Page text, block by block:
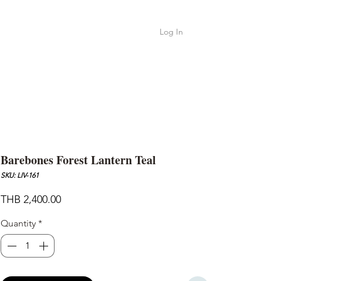
Log In
Barebones Forest Lantern Teal
SKU: LIV-161
THB 2,400.00Price
Quantity *